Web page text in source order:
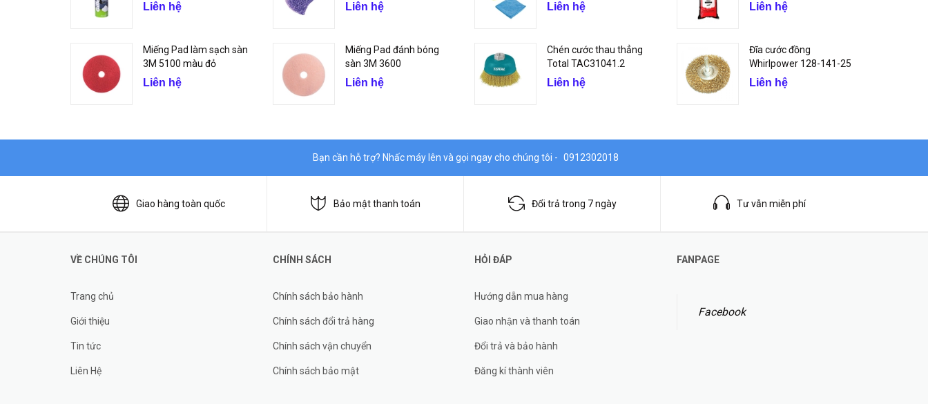
Liên hệ Liên hệ Liên hệ Liên hệ
Miếng Pad làm sạch sàn
3M 5100 màu đỏ
Liên hệ
Miếng Pad đánh bóng
sàn 3M 3600
Liên hệ
Chén cước thau thẳng
Total TAC31041.2
Liên hệ
Đĩa cước đồng
Whirlpower 128-141-25
Liên hệ
Bạn cần hỗ trợ? Nhấc máy lên và gọi ngay cho chúng tôi - 0912302018
Giao hàng toàn quốc Bảo mật thanh toán Đổi trả trong 7 ngày Tư vẫn miễn phí
VỀ CHÚNG TÔI
Trang chủ
Giới thiệu
Tin tức
Liên Hệ
CHÍNH SÁCH
Chính sách bảo hành
Chính sách đổi trả hàng
Chính sách vận chuyển
Chính sách bảo mật
HỎI ĐÁP
Hướng dẫn mua hàng
Giao nhận và thanh toán
Đổi trả và bảo hành
Đăng kí thành viên
FANPAGE
Facebook